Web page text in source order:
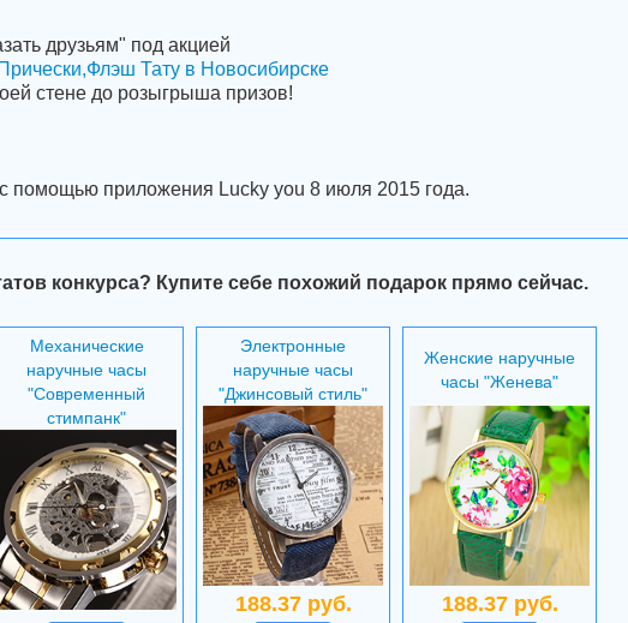
друзьям" под акцией
Тату в Новосибирске
стене до розыгрыша призов!
помощью приложения Lucky you 8 июля 2015 года.
конкурса? Купите себе похожий подарок прямо сейчас.
Механические
наручные часы
"Современный
стимпанк"
Электронные
наручные часы
"Джинсовый стиль"
188.37 руб.
Женские наручные
часы "Женева"
188.37 руб.